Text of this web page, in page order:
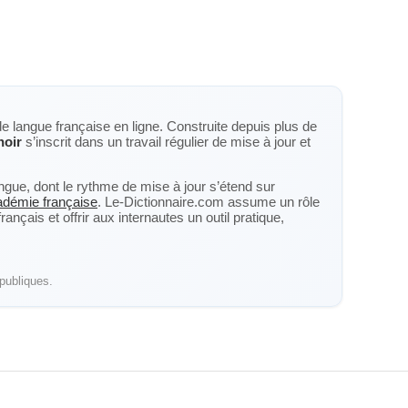
langue française en ligne. Construite depuis plus de
s’inscrit dans un travail régulier de mise à jour et
dont le rythme de mise à jour s’étend sur
française. Le-Dictionnaire.com assume un rôle
et offrir aux internautes un outil pratique,